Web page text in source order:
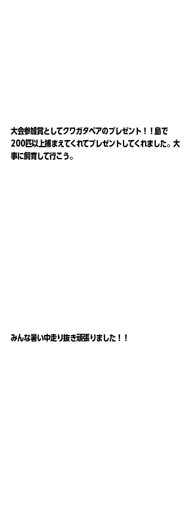
大会参加賞としてクワガタペアのプレゼント！！島で
200匹以上捕まえてくれてプレゼントしてくれました。大
事に飼育して行こう。
みんな暑い中走り抜き頑張りました！！